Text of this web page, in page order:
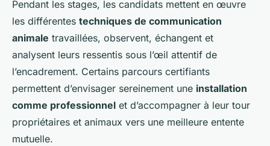
Pendant les stages, les candidats mettent en œuvre
les différentes techniques de communication
animale travaillées, observent, échangent et
analysent leurs ressentis sous l’œil attentif de
l’encadrement. Certains parcours certifiants
permettent d’envisager sereinement une installation
comme professionnel et d’accompagner à leur tour
propriétaires et animaux vers une meilleure entente
mutuelle.